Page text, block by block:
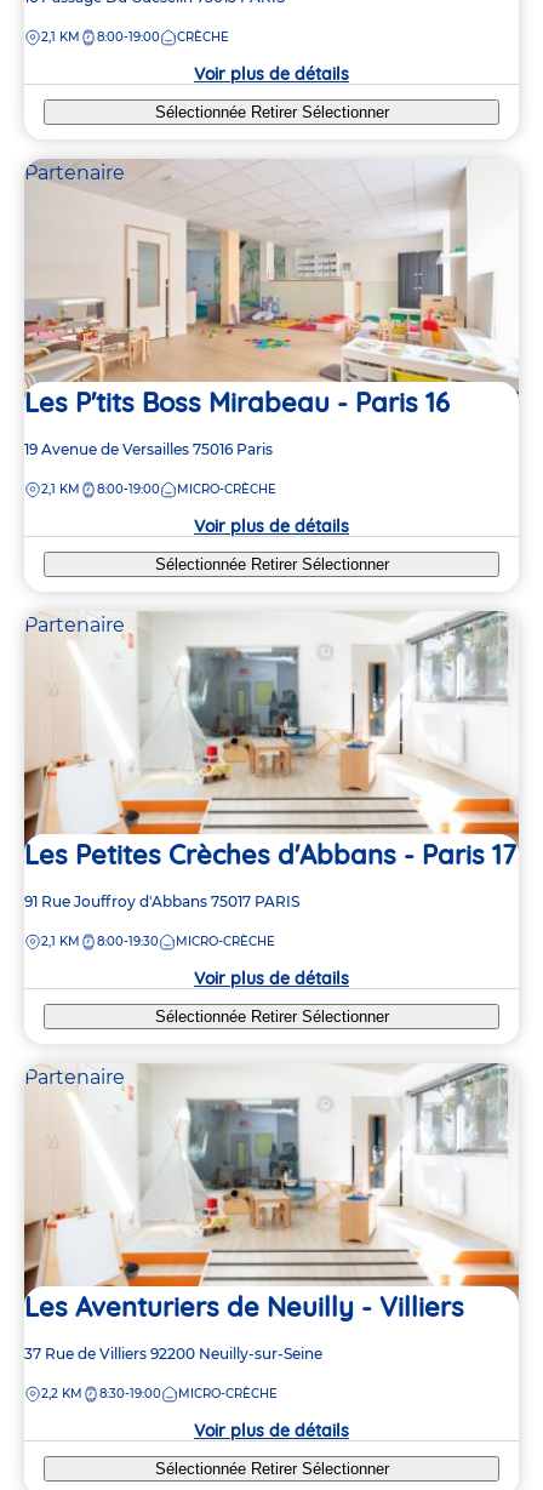
la
DISTANCE
2,1 KM 8:00-19:00 CRÈCHE
Voir plus de détails
Sélectionnée Retirer Sélectionner
Partenaire
Les P'tits Boss Mirabeau - Paris 16
Adresse
la
19 Avenue de Versailles 75016 Paris
DISTANCE
2,1 KM 8:00-19:00 MICRO-CRÈCHE
Voir plus de détails
Sélectionnée Retirer Sélectionner
Partenaire
Les Petites Crèches d'Abbans - Paris 17
Adresse
la
91 Rue Jouffroy d'Abbans 75017 PARIS
DISTANCE
2,1 KM 8:00-19:30 MICRO-CRÈCHE
Voir plus de détails
Sélectionnée Retirer Sélectionner
Partenaire
Les Aventuriers de Neuilly - Villiers
Adresse
la
37 Rue de Villiers 92200 Neuilly-sur-Seine
DISTANCE
2,2 KM 8:30-19:00 MICRO-CRÈCHE
Voir plus de détails
Sélectionnée Retirer Sélectionner